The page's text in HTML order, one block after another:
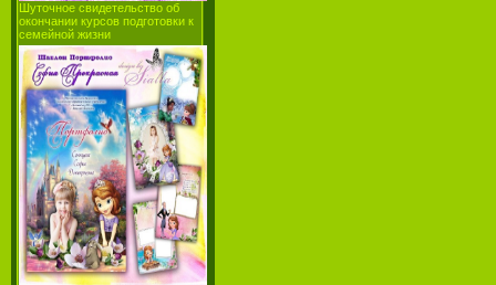
Шуточное свидетельство об
окончании курсов подготовки к
семейной жизни